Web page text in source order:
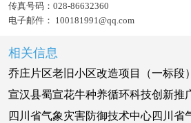
传真号码： 028-86632360
电子邮件： 100181991@qq.com
相关信息